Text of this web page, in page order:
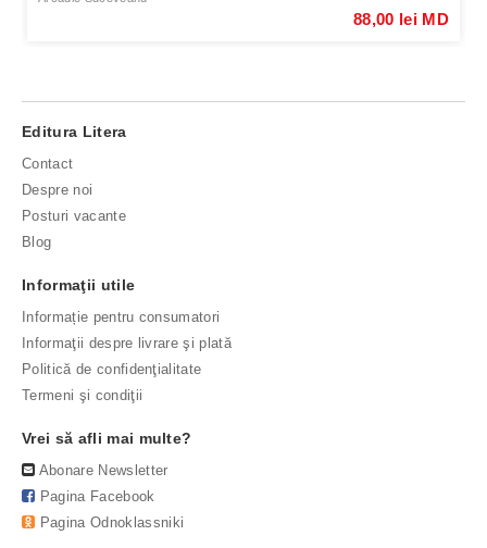
88,00 lei MD
Editura Litera
Contact
Despre noi
Posturi vacante
Blog
Informaţii utile
Informație pentru consumatori
Informaţii despre livrare şi plată
Politică de confidenţialitate
Termeni şi condiţii
Vrei să afli mai multe?
Abonare Newsletter
Pagina Facebook
Pagina Odnoklassniki